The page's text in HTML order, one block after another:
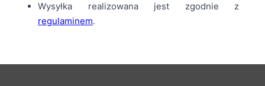
Wysyłka realizowana jest zgodnie z
regulaminem.